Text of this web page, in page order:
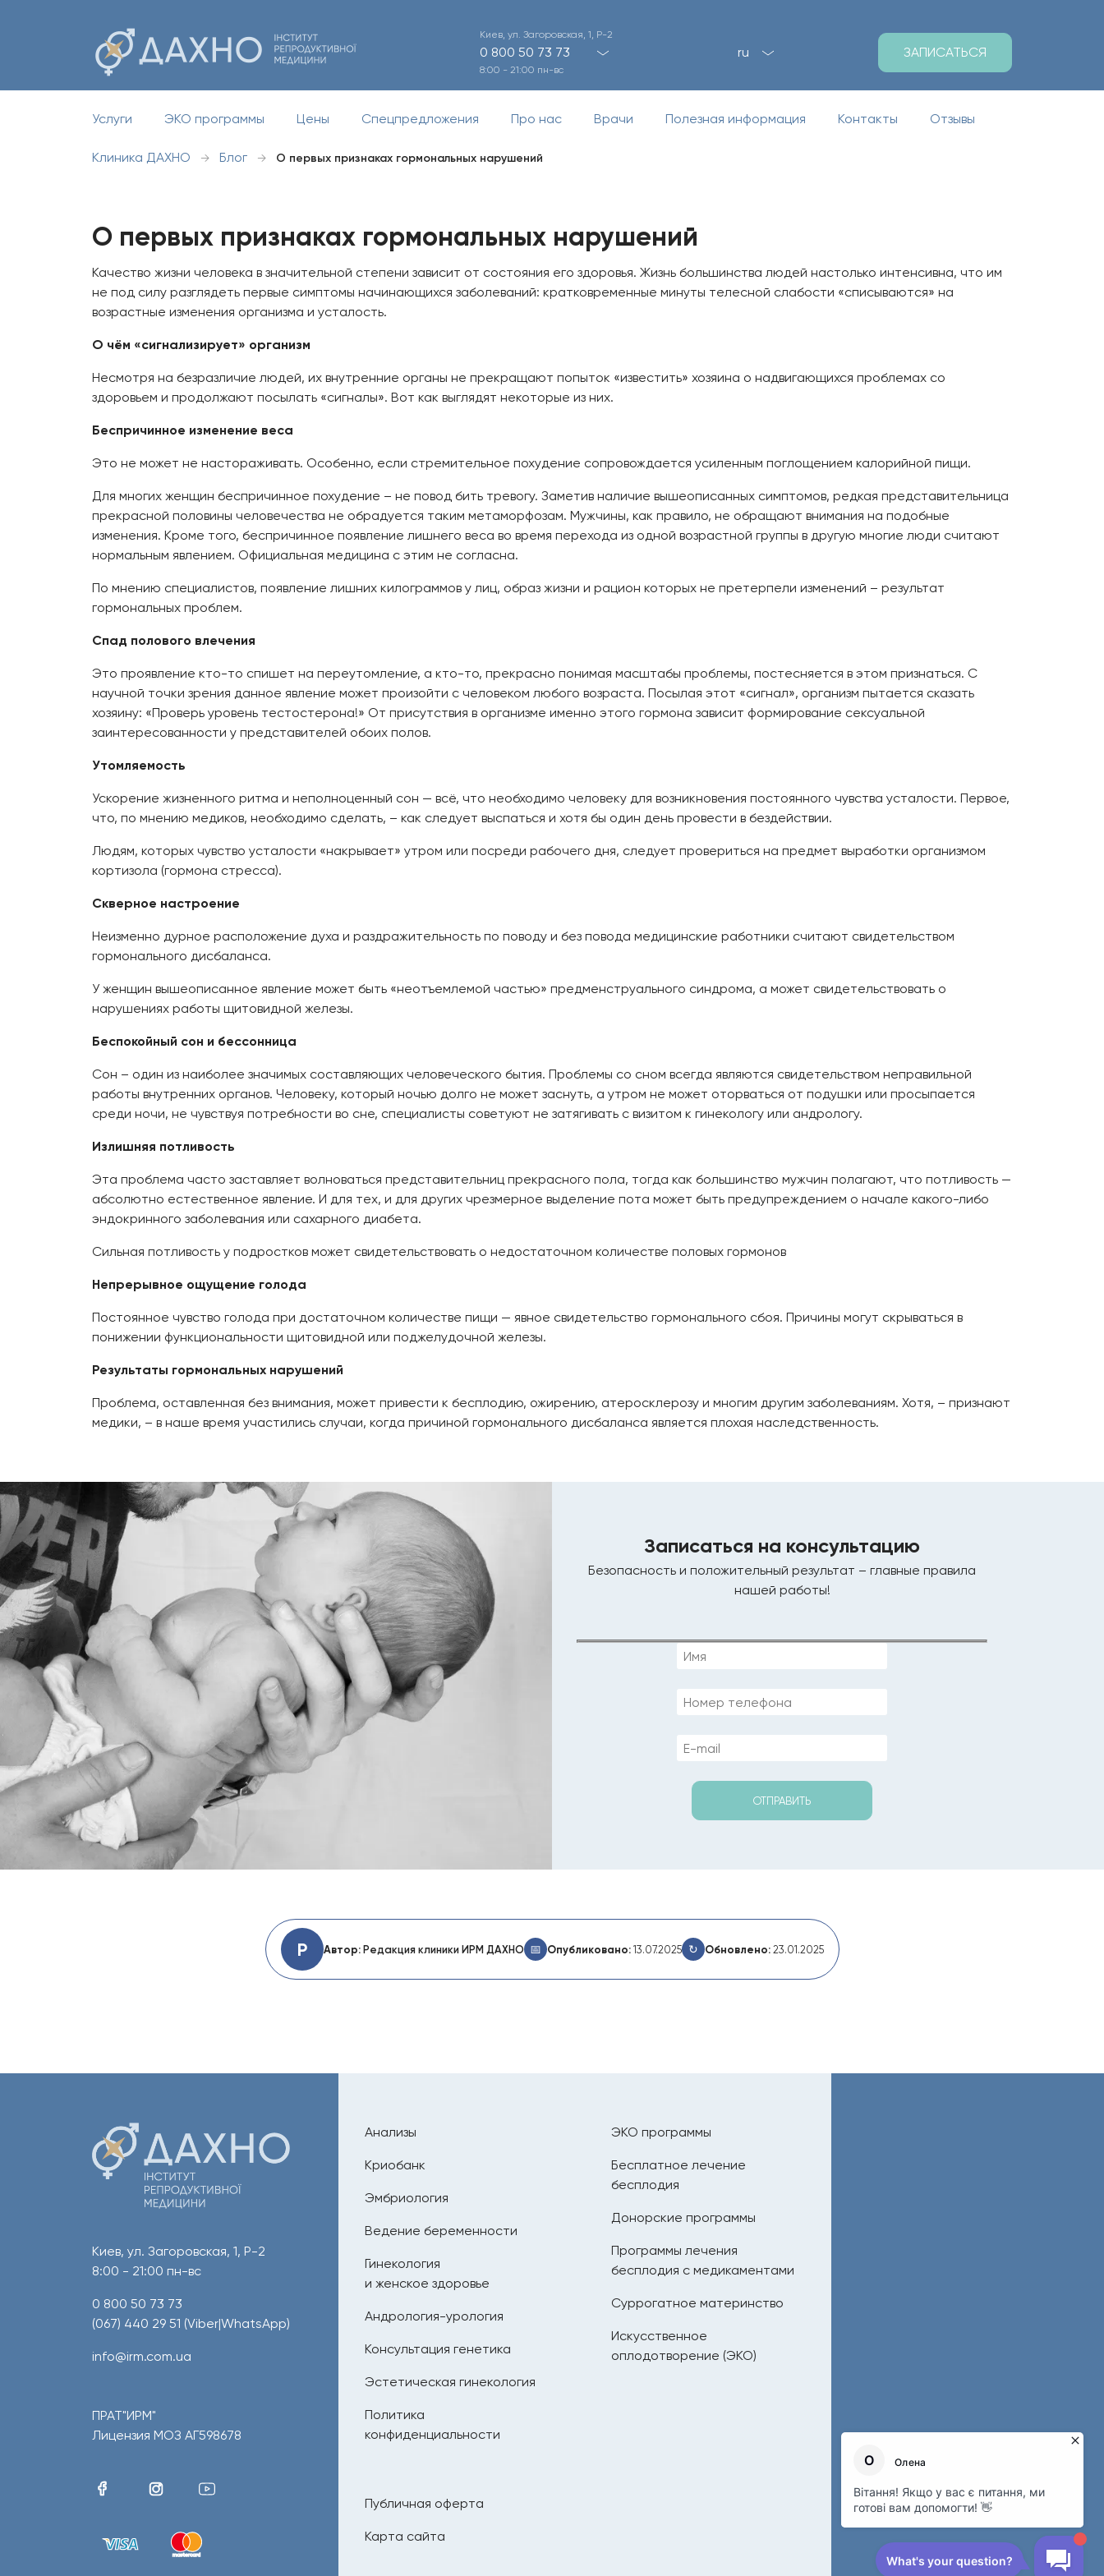
Киев, ул. Загоровская, 1, Р-2
0 800 50 73 73
8:00 - 21:00 пн-вс
ru ЗАПИСАТЬСЯ
Услуги ЭКО программы Цены Спецпредложения Про нас Врачи Полезная информация Контакты Отзывы
Клиника ДАХНО → Блог → О первых признаках гормональных нарушений
О первых признаках гормональных нарушений
Качество жизни человека в значительной степени зависит от состояния его здоровья. Жизнь большинства людей настолько интенсивна, что им
не под силу разглядеть первые симптомы начинающихся заболеваний: кратковременные минуты телесной слабости «списываются» на
возрастные изменения организма и усталость.
О чём «сигнализирует» организм
Несмотря на безразличие людей, их внутренние органы не прекращают попыток «известить» хозяина о надвигающихся проблемах со
здоровьем и продолжают посылать «сигналы». Вот как выглядят некоторые из них.
Беспричинное изменение веса
Это не может не настораживать. Особенно, если стремительное похудение сопровождается усиленным поглощением калорийной пищи.
Для многих женщин беспричинное похудение – не повод бить тревогу. Заметив наличие вышеописанных симптомов, редкая представительница
прекрасной половины человечества не обрадуется таким метаморфозам. Мужчины, как правило, не обращают внимания на подобные
изменения. Кроме того, беспричинное появление лишнего веса во время перехода из одной возрастной группы в другую многие люди считают
нормальным явлением. Официальная медицина с этим не согласна.
По мнению специалистов, появление лишних килограммов у лиц, образ жизни и рацион которых не претерпели изменений – результат
гормональных проблем.
Спад полового влечения
Это проявление кто-то спишет на переутомление, а кто-то, прекрасно понимая масштабы проблемы, постесняется в этом признаться. С
научной точки зрения данное явление может произойти с человеком любого возраста. Посылая этот «сигнал», организм пытается сказать
хозяину: «Проверь уровень тестостерона!» От присутствия в организме именно этого гормона зависит формирование сексуальной
заинтересованности у представителей обоих полов.
Утомляемость
Ускорение жизненного ритма и неполноценный сон — всё, что необходимо человеку для возникновения постоянного чувства усталости. Первое,
что, по мнению медиков, необходимо сделать, – как следует выспаться и хотя бы один день провести в бездействии.
Людям, которых чувство усталости «накрывает» утром или посреди рабочего дня, следует провериться на предмет выработки организмом
кортизола (гормона стресса).
Скверное настроение
Неизменно дурное расположение духа и раздражительность по поводу и без повода медицинские работники считают свидетельством
гормонального дисбаланса.
У женщин вышеописанное явление может быть «неотъемлемой частью» предменструального синдрома, а может свидетельствовать о
нарушениях работы щитовидной железы.
Беспокойный сон и бессонница
Сон – один из наиболее значимых составляющих человеческого бытия. Проблемы со сном всегда являются свидетельством неправильной
работы внутренних органов. Человеку, который ночью долго не может заснуть, а утром не может оторваться от подушки или просыпается
среди ночи, не чувствуя потребности во сне, специалисты советуют не затягивать с визитом к гинекологу или андрологу.
Излишняя потливость
Эта проблема часто заставляет волноваться представительниц прекрасного пола, тогда как большинство мужчин полагают, что потливость —
абсолютно естественное явление. И для тех, и для других чрезмерное выделение пота может быть предупреждением о начале какого-либо
эндокринного заболевания или сахарного диабета.
Сильная потливость у подростков может свидетельствовать о недостаточном количестве половых гормонов
Непрерывное ощущение голода
Постоянное чувство голода при достаточном количестве пищи — явное свидетельство гормонального сбоя. Причины могут скрываться в
понижении функциональности щитовидной или поджелудочной железы.
Результаты гормональных нарушений
Проблема, оставленная без внимания, может привести к бесплодию, ожирению, атеросклерозу и многим другим заболеваниям. Хотя, – признают
медики, – в наше время участились случаи, когда причиной гормонального дисбаланса является плохая наследственность.
Записаться на консультацию
Безопасность и положительный результат – главные правила
нашей работы!
Р Автор: Редакция клиники ИРМ ДАХНО 📅 Опубликовано:13.07.2025 ↻ Обновлено:23.01.2025
Киев, ул. Загоровская, 1, Р-2
8:00 - 21:00 пн-вс
0 800 50 73 73
(067) 440 29 51 (Viber|WhatsApp)
info@irm.com.ua
ПРАТ"ИРМ"
Лицензия МОЗ АГ598678
Анализы
Криобанк
Эмбриология
Ведение беременности
Гинекология
и женское здоровье
Андрология-урология
Консультация генетика
Эстетическая гинекология
Политика
конфиденциальности
Публичная оферта
Карта сайта
ЭКО программы
Бесплатное лечение
бесплодия
Донорские программы
Программы лечения
бесплодия с медикаментами
Суррогатное материнство
Искусственное
оплодотворение (ЭКО)